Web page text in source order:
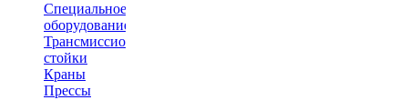
Специальное
оборудование
Трансмиссионные
стойки
Краны
Прессы